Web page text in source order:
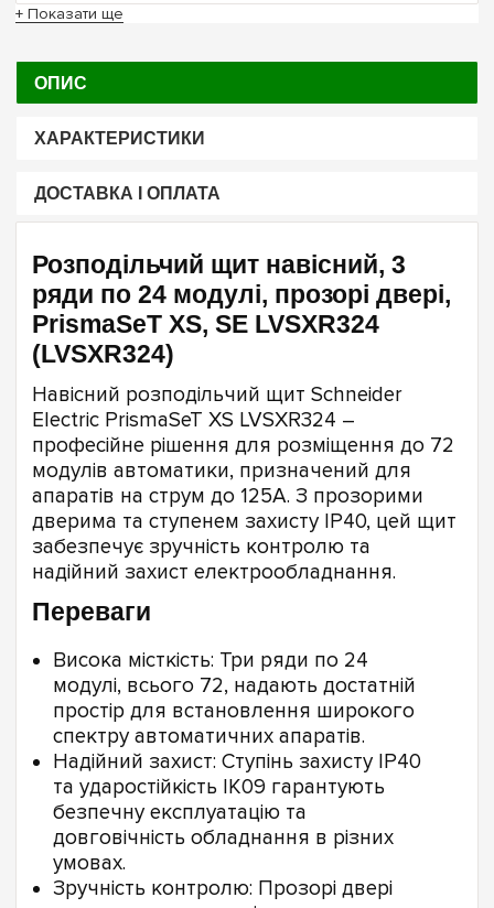
+ Показати ще
ОПИС
ХАРАКТЕРИСТИКИ
ДОСТАВКА І ОПЛАТА
Розподільчий щит навісний, 3
ряди по 24 модулі, прозорі двері,
PrismaSeT XS, SE LVSXR324
(LVSXR324)
Навісний розподільчий щит Schneider
Electric PrismaSeT XS LVSXR324 –
професійне рішення для розміщення до 72
модулів автоматики, призначений для
апаратів на струм до 125А. З прозорими
дверима та ступенем захисту IP40, цей щит
забезпечує зручність контролю та
надійний захист електрообладнання.
Переваги
Висока місткість: Три ряди по 24
модулі, всього 72, надають достатній
простір для встановлення широкого
спектру автоматичних апаратів.
Надійний захист: Ступінь захисту IP40
та ударостійкість IK09 гарантують
безпечну експлуатацію та
довговічність обладнання в різних
умовах.
Зручність контролю: Прозорі двері